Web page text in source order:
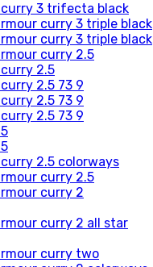
3 trifecta black
curry 3 triple black
curry 3 triple black
curry 2.5
2.5
2.5 73 9
2.5 73 9
2.5 73 9
2.5 colorways
curry 2.5
curry 2
curry 2 all star
curry two